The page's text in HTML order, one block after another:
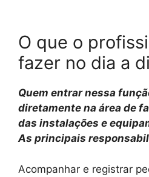
O que o
fazer no dia a
Quem entrar nessa
diretamente na área de
das instalações e
As principais
Acompanhar e registrar